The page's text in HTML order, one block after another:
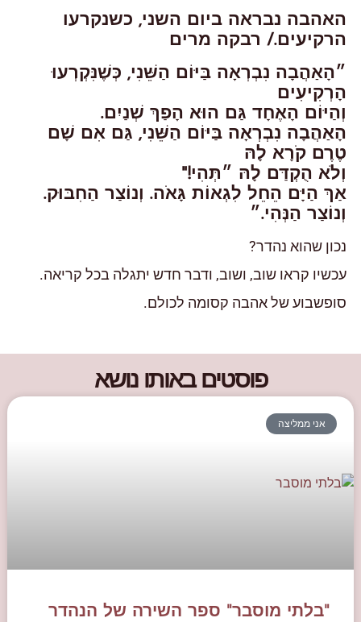
האהבה נבראה ביום השני, כשנקרעו
הרקיעים./ רבקה מרים
״הָאַהֲבָה נִבְרְאָה בַּיּוֹם הַשֵּׁנִי, כְּשֶׁנִּקְרְעוּ
הָרְקִיעִים
וְהַיּוֹם הָאֶחָד גַּם הוּא הָפַךְ שְׁנַיִם.
הָאַהֲבָה נִבְרְאָה בַּיּוֹם הַשֵּׁנִי, גַּם אִם שָׁם
טֶרֶם קֹרָא לָהּ
וְלֹא הֻקְדַּם לָהּ ״תְּהִי!"
אַךְ הַיָּם הֵחֵל לִגְאוֹת גָּאֹה. וְנוֹצַר הַחִבּוּק.
וְנוֹצַר הַנְּהִי.״
נכון שהוא נהדר?
עכשיו קראו שוב, ושוב, ודבר חדש יתגלה בכל קריאה.
סופשבוע של אהבה קסומה לכולם.
פוסטים באותו נושא
אני ממליצה
"בלתי מוסבר" ספר השירה של הנהדר